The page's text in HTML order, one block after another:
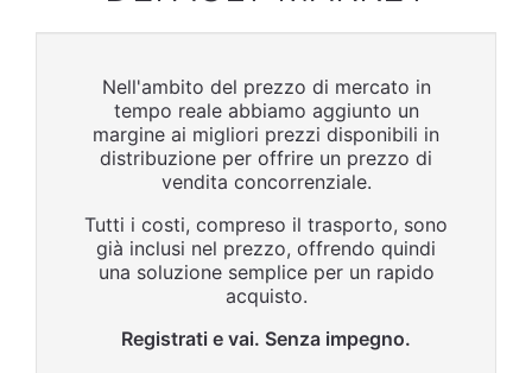
Nell'ambito del prezzo di mercato in
tempo reale abbiamo aggiunto un
margine ai migliori prezzi disponibili in
distribuzione per offrire un prezzo di
vendita concorrenziale.
Tutti i costi, compreso il trasporto, sono
già inclusi nel prezzo, offrendo quindi
una soluzione semplice per un rapido
acquisto.
Registrati e vai. Senza impegno.